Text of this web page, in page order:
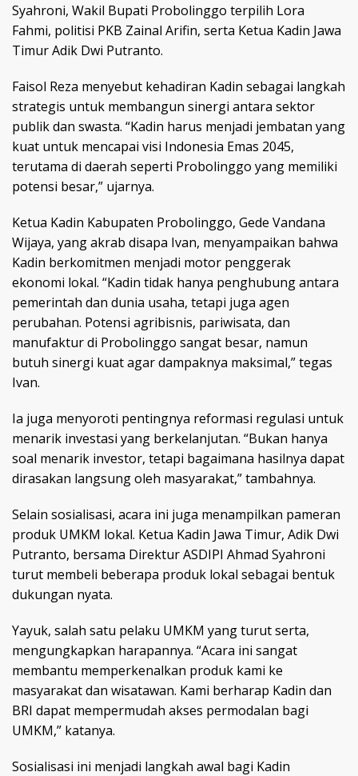
Syahroni, Wakil Bupati Probolinggo terpilih Lora
Fahmi, politisi PKB Zainal Arifin, serta Ketua Kadin Jawa
Timur Adik Dwi Putranto.
Faisol Reza menyebut kehadiran Kadin sebagai langkah
strategis untuk membangun sinergi antara sektor
publik dan swasta. “Kadin harus menjadi jembatan yang
kuat untuk mencapai visi Indonesia Emas 2045,
terutama di daerah seperti Probolinggo yang memiliki
potensi besar,” ujarnya.
Ketua Kadin Kabupaten Probolinggo, Gede Vandana
Wijaya, yang akrab disapa Ivan, menyampaikan bahwa
Kadin berkomitmen menjadi motor penggerak
ekonomi lokal. “Kadin tidak hanya penghubung antara
pemerintah dan dunia usaha, tetapi juga agen
perubahan. Potensi agribisnis, pariwisata, dan
manufaktur di Probolinggo sangat besar, namun
butuh sinergi kuat agar dampaknya maksimal,” tegas
Ivan.
Ia juga menyoroti pentingnya reformasi regulasi untuk
menarik investasi yang berkelanjutan. “Bukan hanya
soal menarik investor, tetapi bagaimana hasilnya dapat
dirasakan langsung oleh masyarakat,” tambahnya.
Selain sosialisasi, acara ini juga menampilkan pameran
produk UMKM lokal. Ketua Kadin Jawa Timur, Adik Dwi
Putranto, bersama Direktur ASDIPI Ahmad Syahroni
turut membeli beberapa produk lokal sebagai bentuk
dukungan nyata.
Yayuk, salah satu pelaku UMKM yang turut serta,
mengungkapkan harapannya. “Acara ini sangat
membantu memperkenalkan produk kami ke
masyarakat dan wisatawan. Kami berharap Kadin dan
BRI dapat mempermudah akses permodalan bagi
UMKM,” katanya.
Sosialisasi ini menjadi langkah awal bagi Kadin